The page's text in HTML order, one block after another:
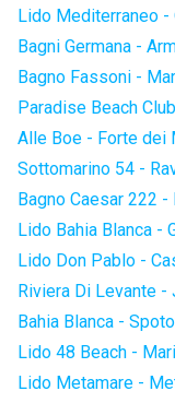
Lido Mediterraneo -
Bagni Germana -
Bagno Fassoni -
Paradise Beach
Alle Boe - Forte dei
Sottomarino 54 -
Bagno Caesar 222 -
Lido Bahia Blanca -
Lido Don Pablo -
Riviera Di Levante -
Bahia Blanca -
Lido 48 Beach -
Lido Metamare -